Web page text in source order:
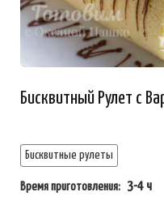
Бисквитный Рулет с
Бисквитные рулеты
Время приготовления: 3-4 ч